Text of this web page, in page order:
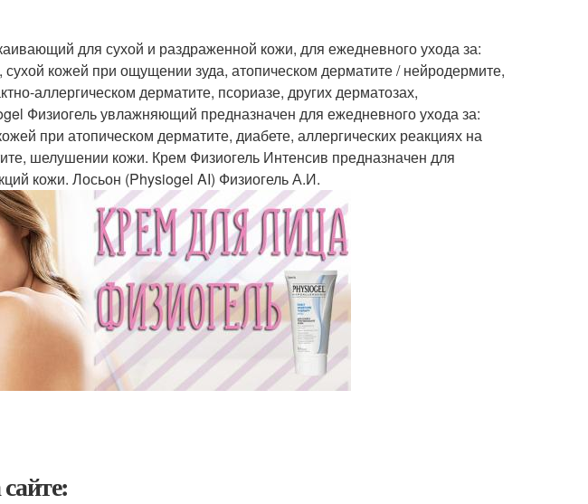
для сухой и раздраженной кожи, для ежедневного ухода за:
кожей при ощущении зуда, атопическом дерматите / нейродермите,
аллергическом дерматите, псориазе, других дерматозах,
Физиогель увлажняющий предназначен для ежедневного ухода за:
при атопическом дерматите, диабете, аллергических реакциях на
шелушении кожи. Крем Физиогель Интенсив предназначен для
кожи. Лосьон (Physiogel AI) Физиогель А.И.